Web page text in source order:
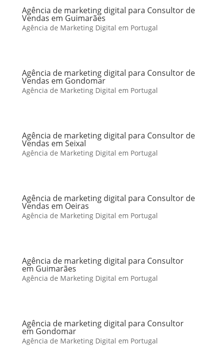
Agência de marketing digital para Consultor de
Vendas em Guimarães
Agência de Marketing Digital em Portugal
Agência de marketing digital para Consultor de
Vendas em Gondomar
Agência de Marketing Digital em Portugal
Agência de marketing digital para Consultor de
Vendas em Seixal
Agência de Marketing Digital em Portugal
Agência de marketing digital para Consultor de
Vendas em Oeiras
Agência de Marketing Digital em Portugal
Agência de marketing digital para Consultor
em Guimarães
Agência de Marketing Digital em Portugal
Agência de marketing digital para Consultor
em Gondomar
Agência de Marketing Digital em Portugal